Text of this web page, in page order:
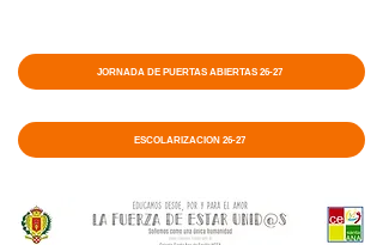
ESCOLARIZACIÓN 26-27
JORNADA DE PUERTAS ABIERTAS 26-27